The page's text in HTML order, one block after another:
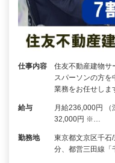
仕事内容
住友不動産建物サ
スパーソンの方を
業務をお任せし
給与
月給236,000円
32,000円 ※…
勤務地
東京都文京区千石
分、都営三田線「